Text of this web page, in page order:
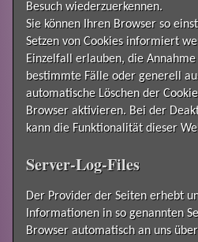
Besuch wiederzuerkennen.
Sie können Ihren Browser so
Setzen von Cookies informiert
Einzelfall erlauben, die
bestimmte Fälle oder generell
automatische Löschen der
Browser aktivieren. Bei der
kann die Funktionalität dieser
Server-Log-Files
Der Provider der Seiten erhebt
Informationen in so genannten
Browser automatisch an uns